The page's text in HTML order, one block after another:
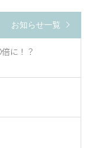
お知らせ一覧
に！？